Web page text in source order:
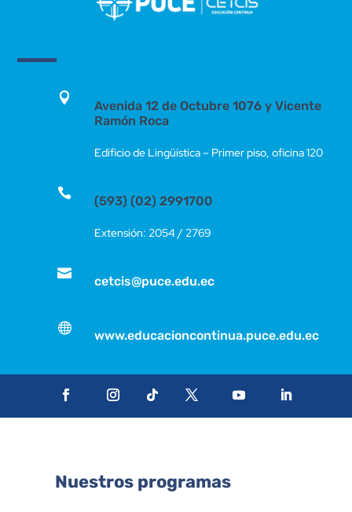

Avenida 12 de Octubre 1076 y Vicente
Ramón Roca
Edificio de Lingüística – Primer piso, oficina 120

(593) (02) 2991700
Extensión: 2054 / 2769

cetcis@puce.edu.ec

www.educacioncontinua.puce.edu.ec
Nuestros programas